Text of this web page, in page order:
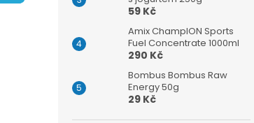
59 Kč
Amix ChampION Sports
Fuel Concentrate 1000ml
290 Kč
Bombus Bombus Raw
Energy 50g
29 Kč